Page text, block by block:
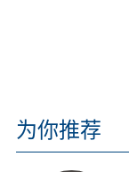
为你推荐